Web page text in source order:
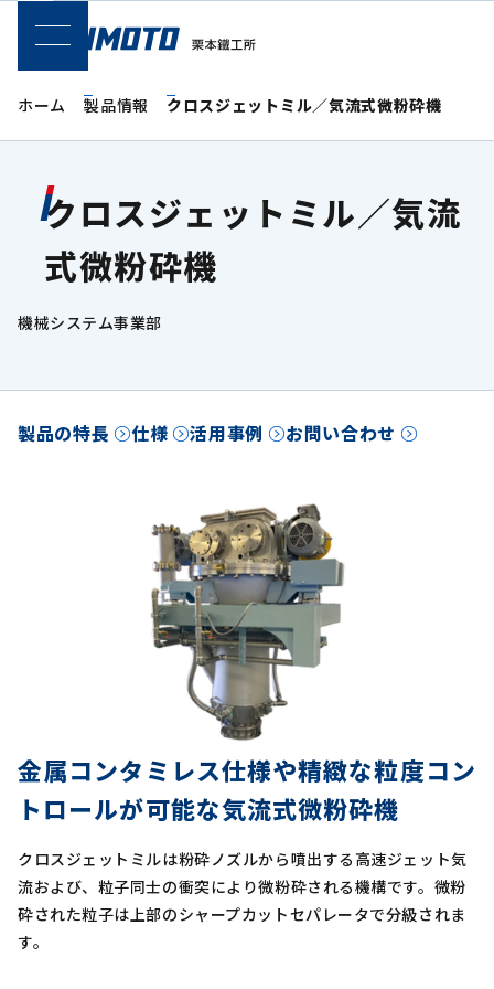
SPメニュー
ホーム 製品情報 クロスジェットミル／気流式微粉砕機
クロスジェットミル／気流
式微粉砕機
機械システム事業部
製品の特長 仕様 活用事例 お問い合わせ
金属コンタミレス仕様や精緻な粒度コン
トロールが可能な気流式微粉砕機
クロスジェットミルは粉砕ノズルから噴出する高速ジェット気
流および、粒子同士の衝突により微粉砕される機構です。微粉
砕された粒子は上部のシャープカットセパレータで分級されま
す。